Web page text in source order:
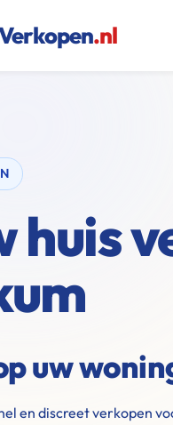
.nl
huis
uw
en discreet verkopen